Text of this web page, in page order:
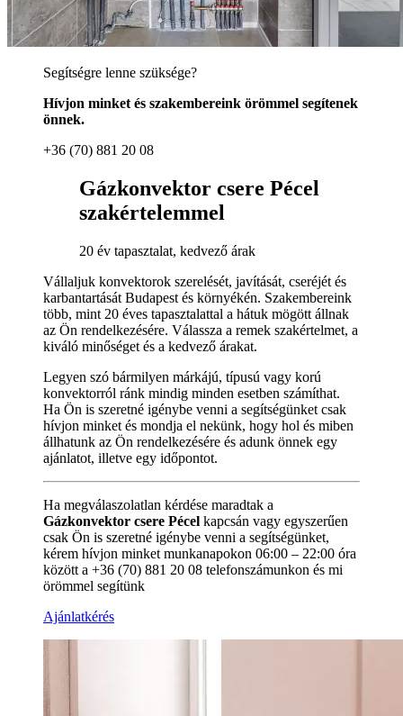
Segítségre lenne szüksége?
Hívjon minket és szakembereink örömmel segítenek
önnek.
+36 (70) 881 20 08
Gázkonvektor csere Pécel
szakértelemmel
20 év tapasztalat, kedvező árak
Vállaljuk konvektorok szerelését, javítását, cseréjét és
karbantartását Budapest és környékén. Szakembereink
több, mint 20 éves tapasztalattal a hátuk mögött állnak
az Ön rendelkezésére. Válassza a remek szakértelmet, a
kiváló minőséget és a kedvező árakat.
Legyen szó bármilyen márkájú, típusú vagy korú
konvektorról ránk mindig minden esetben számíthat.
Ha Ön is szeretné igénybe venni a segítségünket csak
hívjon minket és mondja el nekünk, hogy hol és miben
állhatunk az Ön rendelkezésére és adunk önnek egy
ajánlatot, illetve egy időpontot.
Ha megválaszolatlan kérdése maradtak a
Gázkonvektor csere Pécel kapcsán vagy egyszerűen
csak Ön is szeretné igénybe venni a segítségünket,
kérem hívjon minket munkanapokon 06:00 – 22:00 óra
között a +36 (70) 881 20 08 telefonszámunkon és mi
örömmel segítünk
Ajánlatkérés